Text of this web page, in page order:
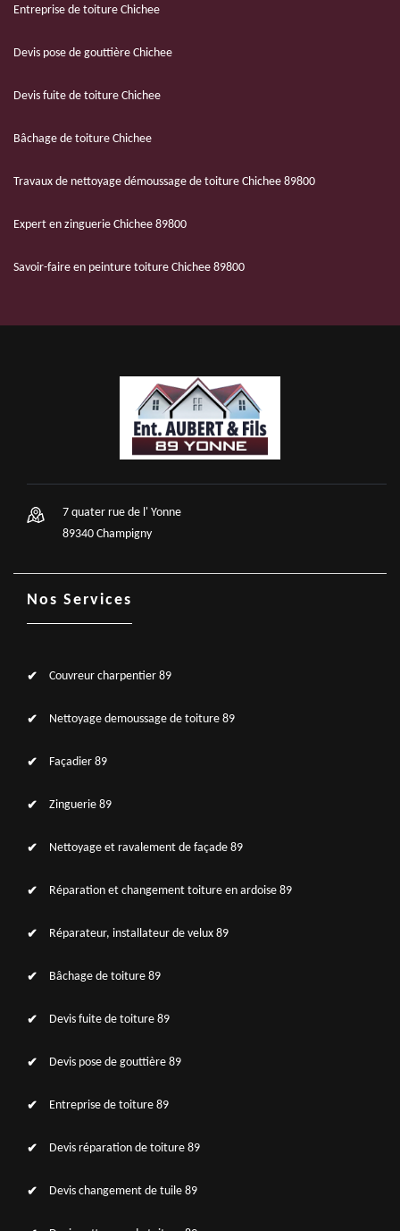
Entreprise de toiture Chichee
Devis pose de gouttière Chichee
Devis fuite de toiture Chichee
Bâchage de toiture Chichee
Travaux de nettoyage démoussage de toiture Chichee 89800
Expert en zinguerie Chichee 89800
Savoir-faire en peinture toiture Chichee 89800
7 quater rue de l' Yonne
89340 Champigny
Nos Services
Couvreur charpentier 89
Nettoyage demoussage de toiture 89
Façadier 89
Zinguerie 89
Nettoyage et ravalement de façade 89
Réparation et changement toiture en ardoise 89
Réparateur, installateur de velux 89
Bâchage de toiture 89
Devis fuite de toiture 89
Devis pose de gouttière 89
Entreprise de toiture 89
Devis réparation de toiture 89
Devis changement de tuile 89